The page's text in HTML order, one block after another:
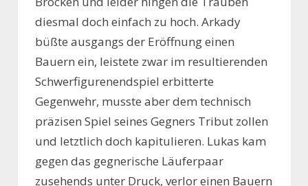
diesmal doch einfach zu hoch. Arkady
büßte ausgangs der Eröffnung einen
Bauern ein, leistete zwar im resultierenden
Schwerfigurenendspiel erbitterte
Gegenwehr, musste aber dem technisch
präzisen Spiel seines Gegners Tribut zollen
und letztlich doch kapitulieren. Lukas kam
gegen das gegnerische Läuferpaar
zusehends unter Druck, verlor einen Bauern